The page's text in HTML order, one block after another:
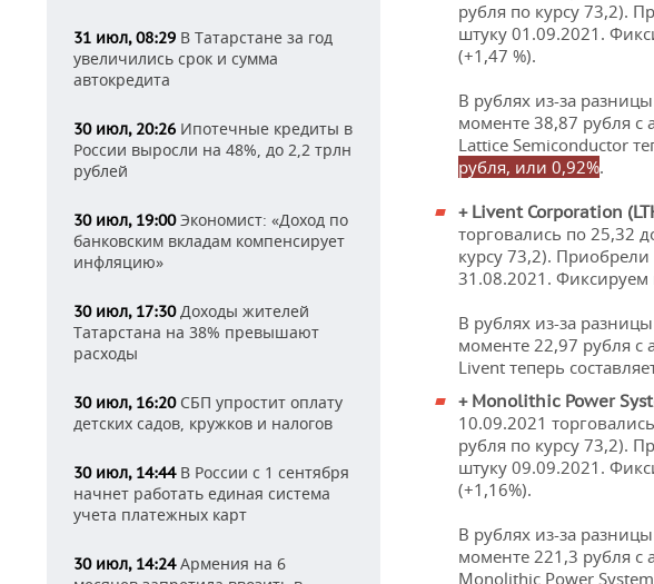
31 июл, 08:29 В Татарстане за год
увеличились срок и сумма
автокредита
30 июл, 20:26 Ипотечные кредиты в
России выросли на 48%, до 2,2 трлн
рублей
30 июл, 19:00Экономист: «Доход по
банковским вкладам компенсирует
инфляцию»
30 июл, 17:30Доходы жителей
Татарстана на 38% превышают
расходы
30 июл, 16:20СБП упростит оплату
детских садов, кружков и налогов
30 июл, 14:44В России с 1 сентября
начнет работать единая система
учета платежных карт
30 июл, 14:24Армения на 6
рубля по курсу 73,2).
штуку 01.09.2021.
(+1,47 %).
В рублях из-за
моменте 38,87 рубля
Lattice Semiconductor
рубля, или 0,92%.
+ Livent Corporation (
торговались по 25,32
курсу 73,2).
31.08.2021. Фиксируем
В рублях из-за
моменте 22,97 рубля
Livent теперь
+ Monolithic Power
10.09.2021
рубля по курсу 73,2).
штуку 09.09.2021.
(+1,16%).
В рублях из-за
моменте 221,3 рубля
Monolithic Power